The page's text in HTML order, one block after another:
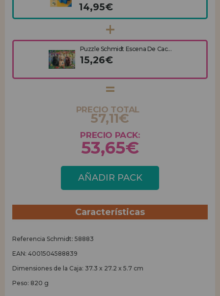
14,95€
Puzzle Schmidt Escena De Cac...
15,26€
PRECIO TOTAL
57,11€
PRECIO PACK:
53,65€
AÑADIR PACK
Características
Referencia Schmidt: 58883
EAN: 4001504588839
Dimensiones de la Caja: 37.3 x 27.2 x 5.7 cm
Peso: 820 g